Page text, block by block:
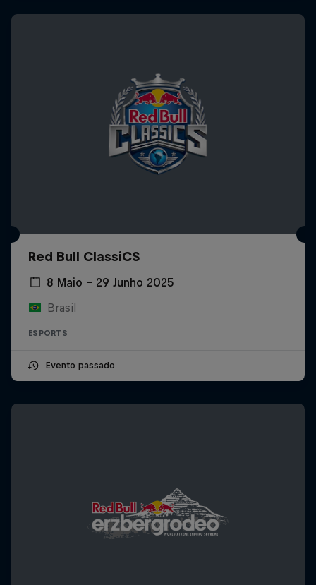
Red Bull ClassiCS
8 Maio – 29 Junho 2025
Brasil
ESPORTS
Evento passado